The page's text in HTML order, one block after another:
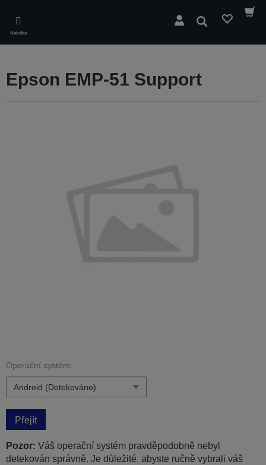
main
content
Nabídka
Hledat
Epson EMP-51 Support
Operační systém:
Přejít
Pozor: Váš operační systém pravděpodobně nebyl
detekován správně. Je důležité, abyste ručně vybrali váš